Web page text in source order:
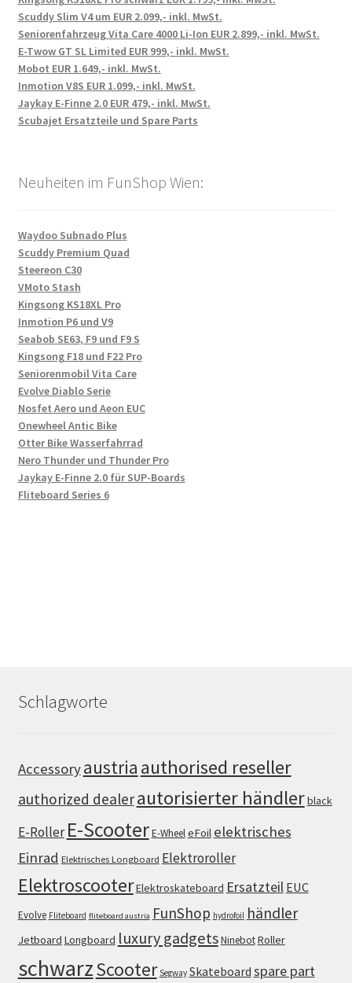
Scuddy Slim V4 um EUR 2.099,- inkl. MwSt.
Seniorenfahrzeug Vita Care 4000 Li-Ion EUR 2.899,- inkl. MwSt.
E-Twow GT SL Limited EUR 999,- inkl. MwSt.
Mobot EUR 1.649,- inkl. MwSt.
Inmotion V8S EUR 1.099,- inkl. MwSt.
Jaykay E-Finne 2.0 EUR 479,- inkl. MwSt.
Scubajet Ersatzteile und Spare Parts
Neuheiten im FunShop Wien:
Waydoo Subnado Plus
Scuddy Premium Quad
Steereon C30
VMoto Stash
Kingsong KS18XL Pro
Inmotion P6 und V9
Seabob SE63, F9 und F9 S
Kingsong F18 und F22 Pro
Seniorenmobil Vita Care
Evolve Diablo Serie
Nosfet Aero und Aeon EUC
Onewheel Antic Bike
Otter Bike Wasserfahrrad
Nero Thunder und Thunder Pro
Jaykay E-Finne 2.0 für SUP-Boards
Fliteboard Series 6
Schlagworte
Accessoryaustria authorised reseller
authorized dealerautorisierter händlerblack
E-Roller E-ScooterE-WheeleFoil elektrisches
Einrad Elektrisches Longboard Elektroroller
ElektroscooterElektroskateboard Ersatzteil EUC
Evolve Fliteboard fliteboard austria FunShop hydrofoil händler
Jetboard Longboard luxury gadgetsNinebotRoller
schwarzScooter Segway Skateboard spare part